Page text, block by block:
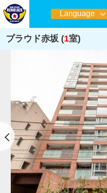
Language
日本語
プラウド赤坂 (1室)